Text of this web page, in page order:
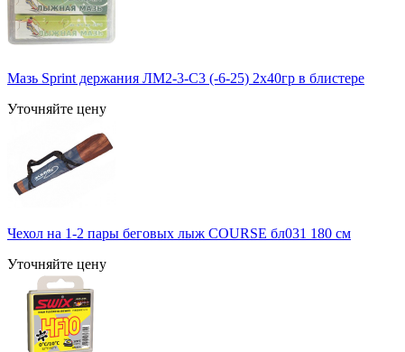
Мазь Sprint держания ЛМ2-3-С3 (-6-25) 2х40гр в блистере
Уточняйте цену
Чехол на 1-2 пары беговых лыж COURSE бл031 180 см
Уточняйте цену